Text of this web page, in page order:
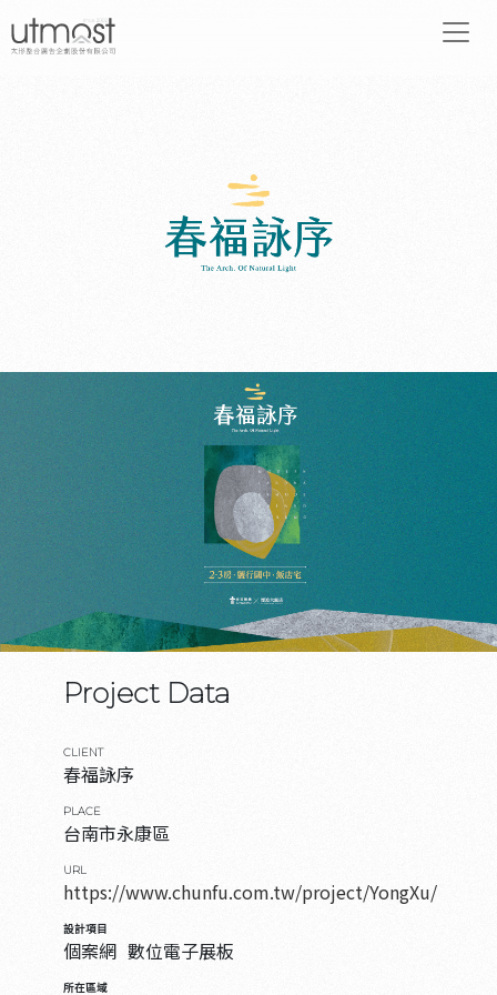
Project Data
CLIENT
春福詠序
PLACE
台南市永康區
URL
https://www.chunfu.com.tw/project/YongXu/
設計項目
個案網 數位電子展板
所在區域